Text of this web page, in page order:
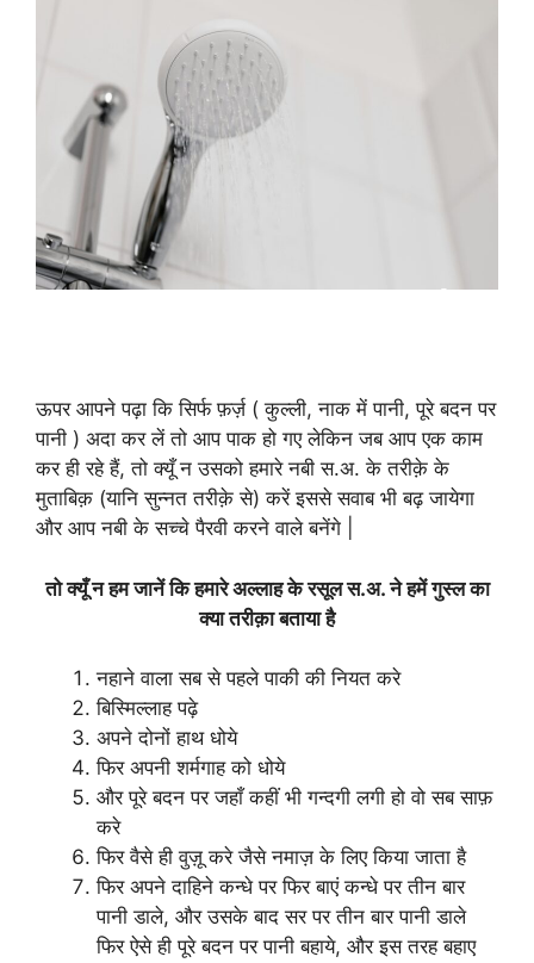
ऊपर आपने पढ़ा कि सिर्फ फ़र्ज़ ( कुल्ली, नाक में पानी, पूरे बदन पर
पानी ) अदा कर लें तो आप पाक हो गए लेकिन जब आप एक काम
कर ही रहे हैं, तो क्यूँ न उसको हमारे नबी स.अ. के तरीक़े के
मुताबिक़ (यानि सुन्नत तरीक़े से) करें इससे सवाब भी बढ़ जायेगा
और आप नबी के सच्चे पैरवी करने वाले बनेंगे |
तो क्यूँ न हम जानें कि हमारे अल्लाह के रसूल स.अ. ने हमें गुस्ल का
क्या तरीक़ा बताया है
नहाने वाला सब से पहले पाकी की नियत करे
बिस्मिल्लाह पढ़े
अपने दोनों हाथ धोये
फिर अपनी शर्मगाह को धोये
और पूरे बदन पर जहाँ कहीं भी गन्दगी लगी हो वो सब साफ़
करे
फिर वैसे ही वुज़ू करे जैसे नमाज़ के लिए किया जाता है
फिर अपने दाहिने कन्धे पर फिर बाएं कन्धे पर तीन बार
पानी डाले, और उसके बाद सर पर तीन बार पानी डाले
फिर ऐसे ही पूरे बदन पर पानी बहाये, और इस तरह बहाए